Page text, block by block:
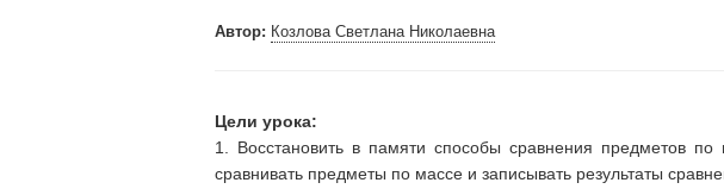
Автор: Козлова Светлана Николаевна
Цели урока:
1. Восстановить в памяти способы сравнения предметов
сравнивать предметы по массе и записывать результаты